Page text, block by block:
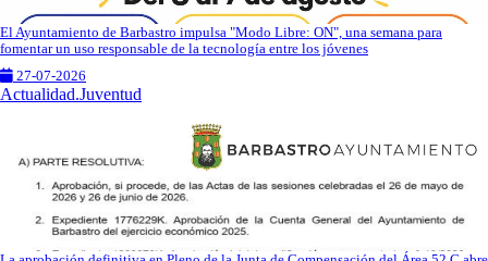
El Ayuntamiento de Barbastro impulsa "Modo Libre: ON", una semana para
fomentar un uso responsable de la tecnología entre los jóvenes
27-07-2026
Actualidad.Juventud